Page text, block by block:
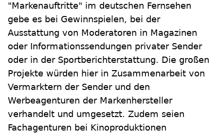
"Markenauftritte" im deutschen Fernsehen
gebe es bei Gewinnspielen, bei der
Ausstattung von Moderatoren in Magazinen
oder Informationssendungen privater Sender
oder in der Sportberichterstattung. Die großen
Projekte würden hier in Zusammenarbeit von
Vermarktern der Sender und den
Werbeagenturen der Markenhersteller
verhandelt und umgesetzt. Zudem seien
Fachagenturen bei Kinoproduktionen